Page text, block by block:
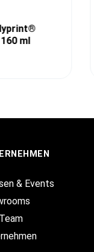
ml
& Events